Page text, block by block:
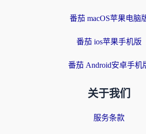
番茄 macOS苹果电脑
番茄 ios苹果手机版
番茄 Android安卓手机
关于我们
服务条款